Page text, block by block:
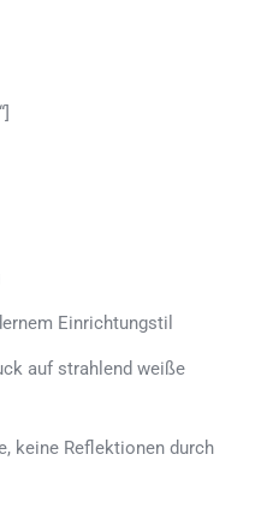
Einrichtungstil
auf strahlend weiße
keine Reflektionen durch